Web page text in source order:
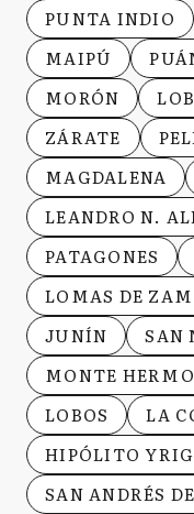
PUNTA INDIO
MAIPÚ
MORÓN
ZÁRATE
MAGDALENA
LEANDRO N.
PATAGONES
LOMAS DE
JUNÍN
SAN
MONTE
LOBOS
LA
HIPÓLITO
SAN ANDRÉS